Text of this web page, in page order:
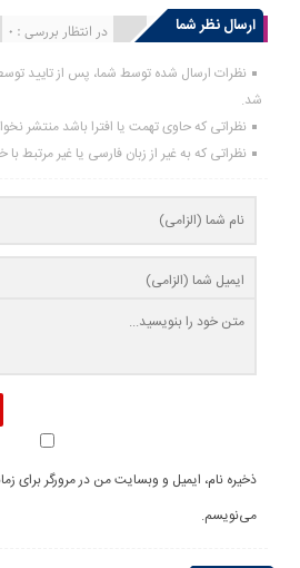
ارسال نظر شما در انتظار بررسی : 0 انتشار یافته : 0
نظرات ارسال شده توسط شما، پس از تایید
شد.
نظراتی که حاوی تهمت یا افترا باشد منتشر
نظراتی که به غیر از زبان فارسی یا غیر مرتبط
ذخیره نام، ایمیل و وبسایت من در مرورگر برای
می‌نویسم.